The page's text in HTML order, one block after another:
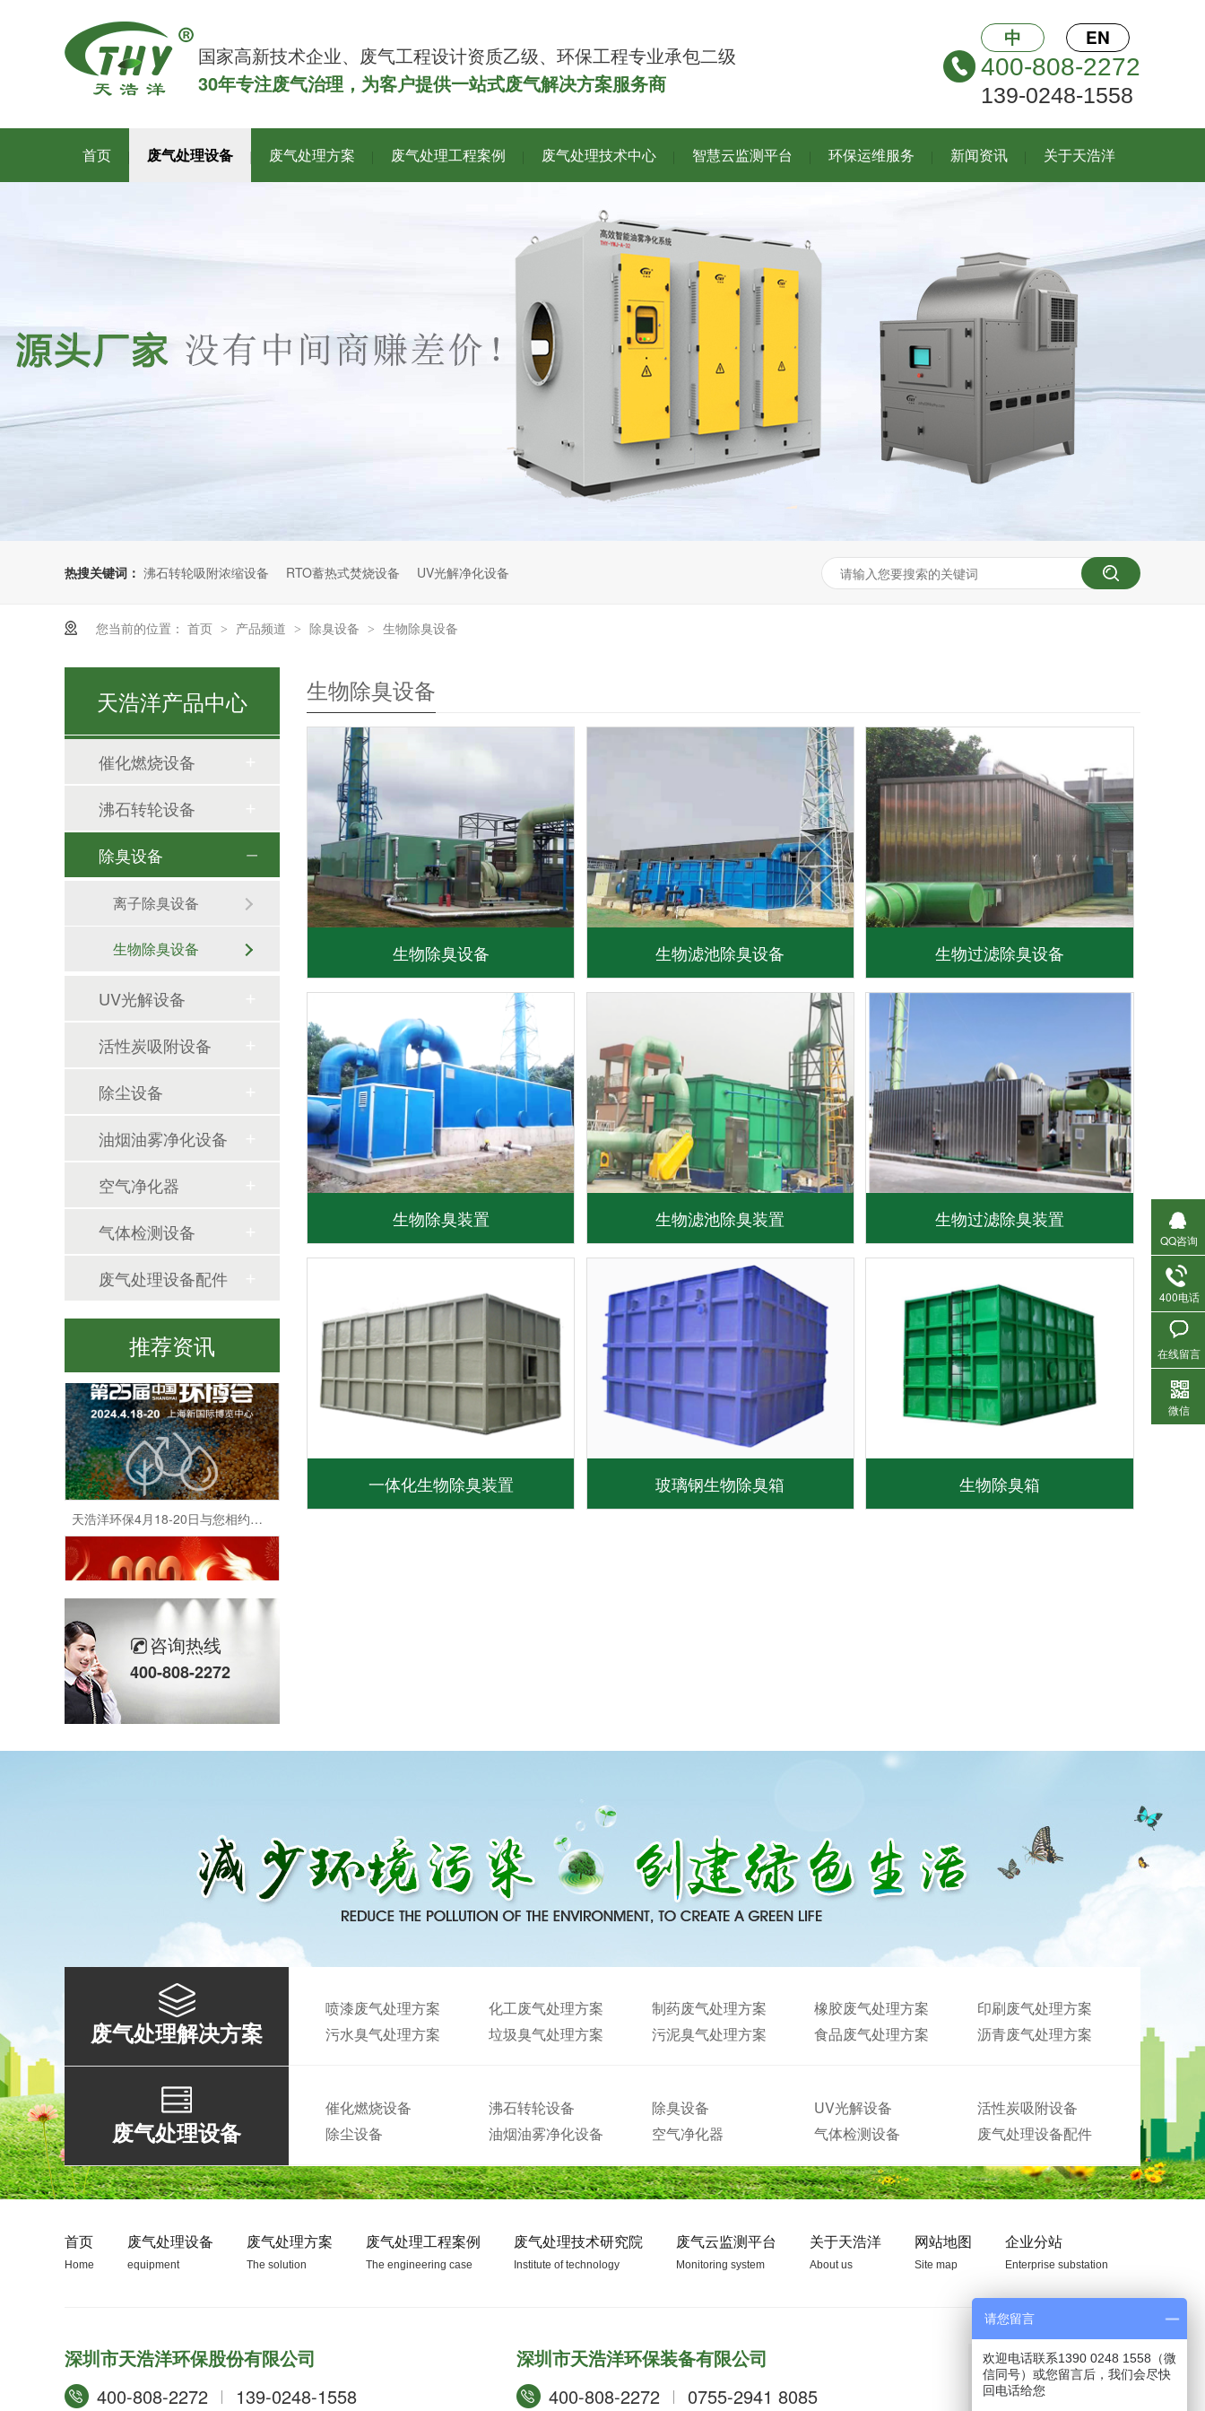
国家高新技术企业、废气工程设计资质乙级、环保工程专业承包二级
30年专注废气治理，为客户提供一站式废气解决方案服务商
中 EN
400-808-2272
139-0248-1558
首页 废气处理设备 废气处理方案 废气处理工程案例 废气处理技术中心 智慧云监测平台 环保运维服务 新闻资讯 关于天浩洋
热搜关键词： 沸石转轮吸附浓缩设备 RTO蓄热式焚烧设备 UV光解净化设备
您当前的位置： 首页 > 产品频道 > 除臭设备 > 生物除臭设备
生物除臭设备
生物除臭设备 生物滤池除臭设备 生物过滤除臭设备
生物除臭装置 生物滤池除臭装置 生物过滤除臭装置
一体化生物除臭装置 玻璃钢生物除臭箱 生物除臭箱
天浩洋产品中心
催化燃烧设备
沸石转轮设备
除臭设备
离子除臭设备
生物除臭设备
UV光解设备
活性炭吸附设备
除尘设备
油烟油雾净化设备
空气净化器
气体检测设备
废气处理设备配件
推荐资讯
天浩洋环保4月18-20日与您相约上海新国际博览中心亚洲旗舰环保展
天浩洋2023澳门国际环保展圆满收官
咨询热线
400-808-2272
废气处理解决方案
喷漆废气处理方案 化工废气处理方案 制药废气处理方案 橡胶废气处理方案
印刷废气处理方案
污水臭气处理方案
垃圾臭气处理方案 污泥臭气处理方案 食品废气处理方案 沥青废气处理方案
废气处理设备
催化燃烧设备 沸石转轮设备 除臭设备 UV光解设备
活性炭吸附设备
除尘设备
油烟油雾净化设备 空气净化器 气体检测设备 废气处理设备配件
首页
Home
废气处理设备
equipment
废气处理方案
The solution
废气处理工程案例
The engineering case
废气处理技术研究院
Institute of technology
废气云监测平台
Monitoring system
关于天浩洋
About us
网站地图
Site map
企业分站
Enterprise substation
深圳市天浩洋环保股份有限公司
400-808-2272
139-0248-1558
深圳市天浩洋环保装备有限公司
400-808-2272
0755-2941 8085
QQ咨询
400电话
在线留言
微信
请您留言
欢迎电话联系1390 0248 1558（微
信同号）或您留言后，我们会尽快